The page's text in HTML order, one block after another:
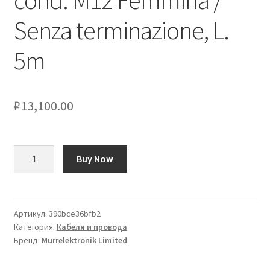
Сотрудничество
Senza terminazione, L.
5m
₽13,100.00
Murrelektronik
Limited
8
Buy Now
Артикул: 390bce36bfb2
Категория: Кабеля и провода
Бренд: Murrelektronik Limited